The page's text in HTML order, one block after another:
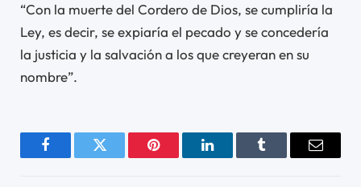
“Con la muerte del Cordero de Dios, se cumpliría la
Ley, es decir, se expiaría el pecado y se concedería
la justicia y la salvación a los que creyeran en su
nombre”.
FacebookTwitter Pinterest LinkedInTumblr Email